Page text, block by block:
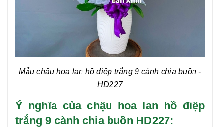
Mẫu chậu hoa lan hồ điệp trắng 9 cành chia buồn -
HD227
Ý nghĩa của chậu hoa lan hồ điệp
trắng 9 cành chia buồn HD227: